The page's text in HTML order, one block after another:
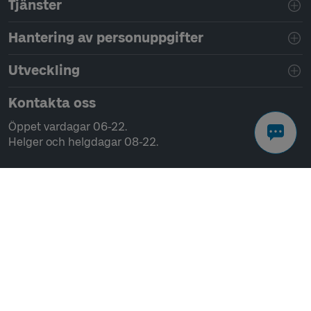
Tjänster
Hantering av personuppgifter
Utveckling
Kontakta oss
Öppet vardagar 06-22.
Helger och helgdagar 08-22.